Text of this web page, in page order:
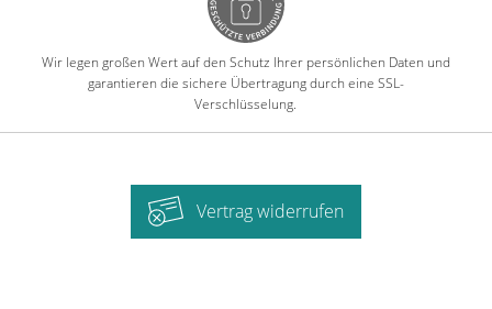
Wir legen großen Wert auf den Schutz Ihrer persönlichen Daten und
garantieren die sichere Übertragung durch eine SSL-
Verschlüsselung.
Vertrag widerrufen